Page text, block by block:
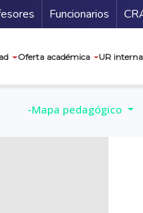
Funcionarios
Oferta académica UR
-Mapa pedagógico